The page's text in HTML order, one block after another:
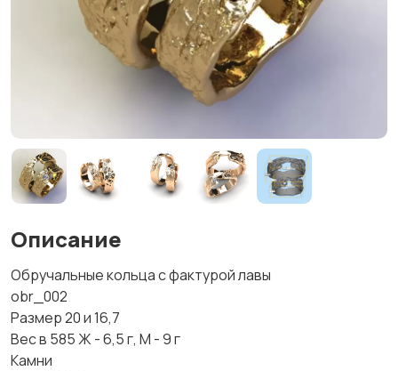
Описание
Обручальные кольца с фактурой лавы
obr_002
Размер 20 и 16,7
Вес в 585 Ж - 6,5 г, М - 9 г
Камни